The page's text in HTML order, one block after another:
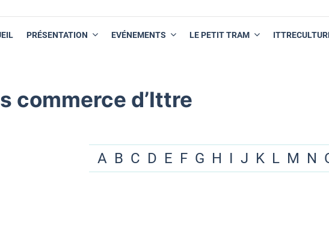
PRÉSENTATION EVÉNEMENTS LE PETIT TRAM
commerce d’Ittre
A B C D E F G H I J K L M N